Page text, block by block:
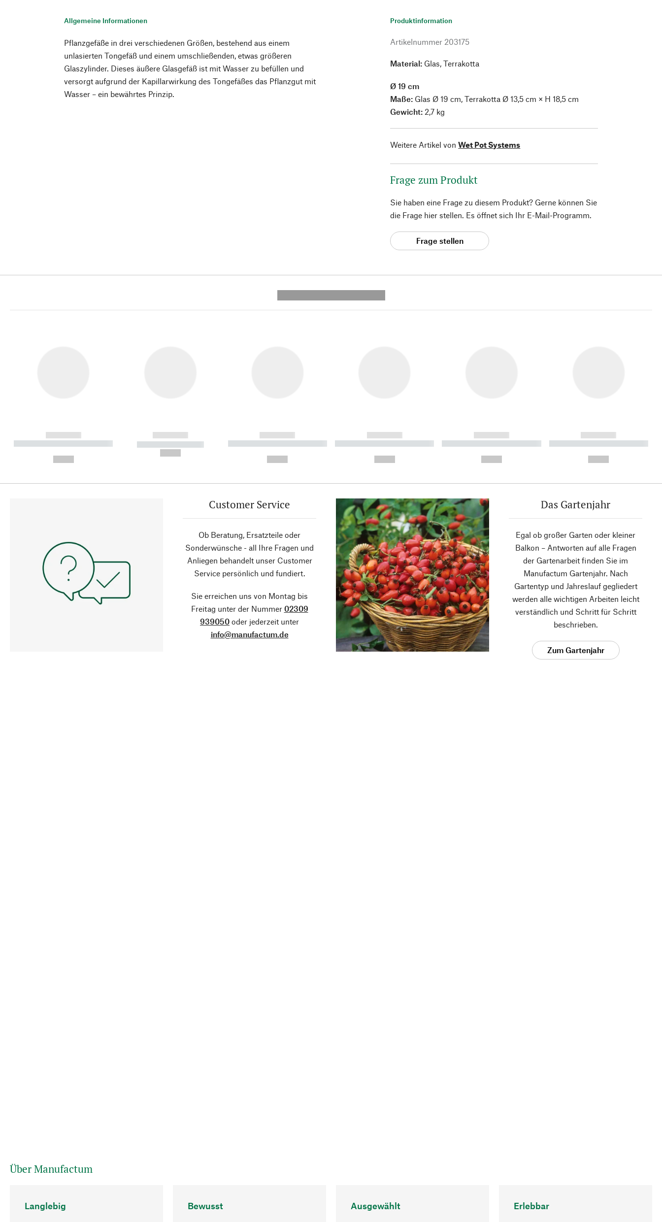
Allgemeine Informationen
Pflanzgefäße in drei verschiedenen Größen, bestehend aus einem
unlasierten Tongefäß und einem umschließenden, etwas größeren
Glaszylinder. Dieses äußere Glasgefäß ist mit Wasser zu befüllen und
versorgt aufgrund der Kapillarwirkung des Tongefäßes das Pflanzgut mit
Wasser – ein bewährtes Prinzip.
Produktinformation
Artikelnummer 203175
Material: Glas, Terrakotta
Ø 19 cm
Maße: Glas Ø 19 cm, Terrakotta Ø 13,5 cm × H 18,5 cm
Gewicht: 2,7 kg
Weitere Artikel von Wet Pot Systems
Frage zum Produkt
Sie haben eine Frage zu diesem Produkt? Gerne können Sie
die Frage hier stellen. Es öffnet sich Ihr E-Mail-Programm.
Frage stellen
------------
----------- ----------- ----------
------------
----------- -----------
------------
----------- ----------- ----------
------------
----------- ----------- ----------
------------
----------- ----------- ----------
------------
----------- ----------- ----------
Customer Service
Ob Beratung, Ersatzteile oder
Sonderwünsche - all Ihre Fragen und
Anliegen behandelt unser Customer
Service persönlich und fundiert.
Sie erreichen uns von Montag bis
Freitag unter der Nummer 02309
939050 oder jederzeit unter
info@manufactum.de
Das Gartenjahr
Egal ob großer Garten oder kleiner
Balkon – Antworten auf alle Fragen
der Gartenarbeit finden Sie im
Manufactum Gartenjahr. Nach
Gartentyp und Jahreslauf gegliedert
werden alle wichtigen Arbeiten leicht
verständlich und Schritt für Schritt
beschrieben.
Zum Gartenjahr
Über Manufactum
Langlebig Bewusst Ausgewählt Erlebbar